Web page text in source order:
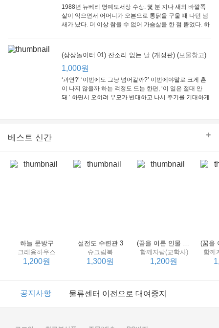
큰솔(토토북)
동아일보사
1988년 뉴베리 명예도서상 수상. 몇 분 지나 새의 바깥쪽
살이 익으면서 어머니가 오븐으로 통닭을 구울 때 나던 냄
새가 났다. 더 이상 참을 수 없어 가슴살을 한 점 뜯었다. 하
(상상놀이터 01) 잔소리 없는 날 (개정판) (보물창고)
1,000원
‘과연?’ ‘이번에도 그냥 넘어갈까?’ 이번에야말로 크게 혼
이 나지 않을까 하는 걱정도 드는 한편, ‘이 일은 절대 안
돼.’ 하면서 오히려 부모가 반대하고 나서 주기를 기대하게
베스트 신간 +
하늘 문방구
크레용하우스
1,200원
설전도 수련관 3
슈크림북
1,300원
(꿈을 이룬 인물 탐구 2) 제인 구달
함께자람(교학사)
1,200원
함께
이벤트 2017년 리브피아 여름방학 참고서 이벤트
공지사항 물류센터 이전으로 대여중지